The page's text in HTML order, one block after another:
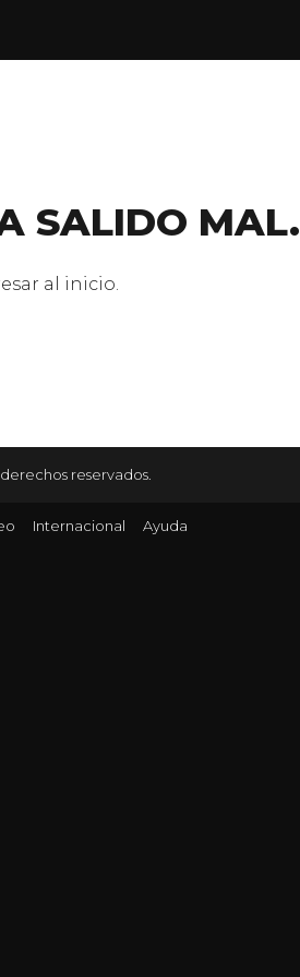
SALIDO MAL.
al inicio.
reservados.
Internacional Ayuda